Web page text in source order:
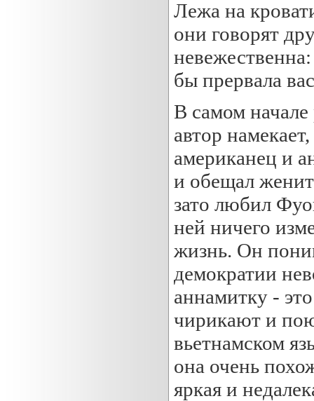
Лежа на
они говорят
бы прервала
В самом
автор
американец и
и обещал
зато любил
ней ничего
жизнь. Он
демократии
аннамитку -
чирикают и
вьетнамском
она очень
яркая и